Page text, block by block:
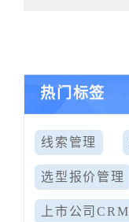
热门标签
线索管理
选型报价管理
上市公司CRM